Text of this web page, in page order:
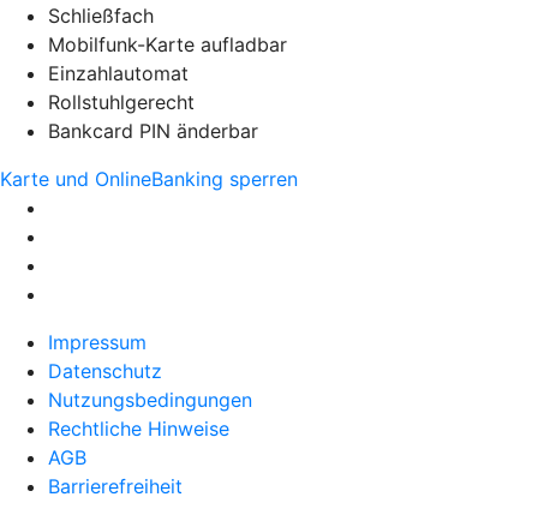
Schließfach
Mobilfunk-Karte aufladbar
Einzahlautomat
Rollstuhlgerecht
Bankcard PIN änderbar
Karte und OnlineBanking sperren
Impressum
Datenschutz
Nutzungsbedingungen
Rechtliche Hinweise
AGB
Barrierefreiheit